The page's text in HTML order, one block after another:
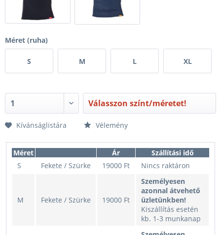
Méret (ruha)
S M L XL
Válasszon színt/méretet!
Kívánságlistára Vélemény
Méret Ár
Szállítási idő
S
Fekete / Szürke 19000 Ft Nincs raktáron
M Fekete / Szürke 19000 Ft
Személyesen
azonnal átvehető
üzletünkben!
Kiszállítás esetén
kb. 1-3 munkanap